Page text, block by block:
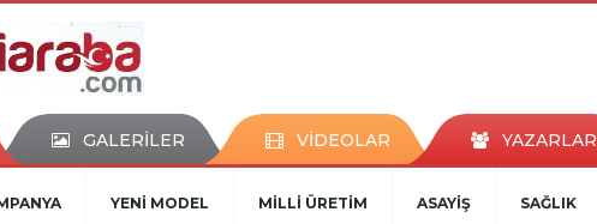
GALERİLER VİDEOLAR YAZARLAR
YENİ MODEL MİLLİ ÜRETİM ASAYİŞ SAĞLIK